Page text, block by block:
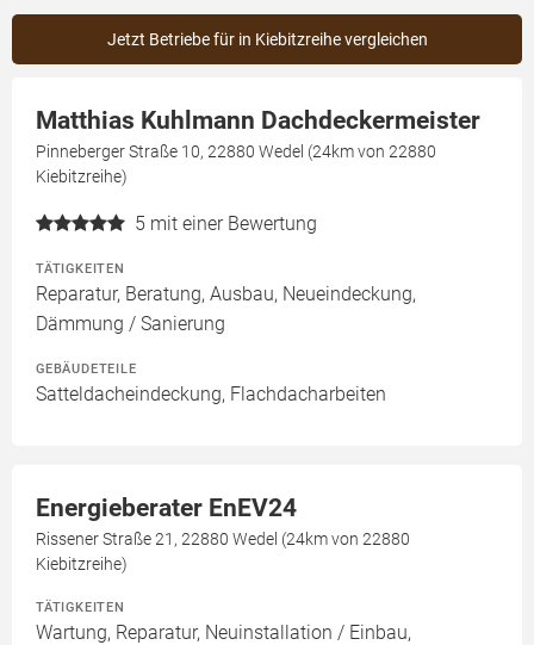
Jetzt Betriebe für in Kiebitzreihe vergleichen
Matthias Kuhlmann Dachdeckermeister
Pinneberger Straße 10, 22880 Wedel (24km von 22880
Kiebitzreihe)
5 mit einer Bewertung
TÄTIGKEITEN
Reparatur, Beratung, Ausbau, Neueindeckung,
Dämmung / Sanierung
GEBÄUDETEILE
Satteldacheindeckung, Flachdacharbeiten
Energieberater EnEV24
Rissener Straße 21, 22880 Wedel (24km von 22880
Kiebitzreihe)
TÄTIGKEITEN
Wartung, Reparatur, Neuinstallation / Einbau,